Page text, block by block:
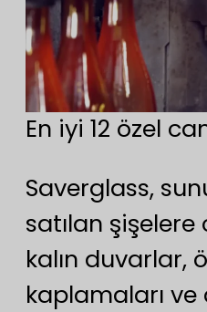
En iyi 12 özel
Saverglass,
satılan şişelere
kalın duvarlar,
kaplamaları ve